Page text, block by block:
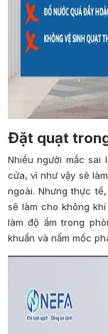
Đặt quạt
Nhiều người mắc sai
cửa, vì như vậy sẽ
ngoài. Nhưng thực
sẽ làm cho không
làm độ ẩm trong
khuẩn và nấm mốc